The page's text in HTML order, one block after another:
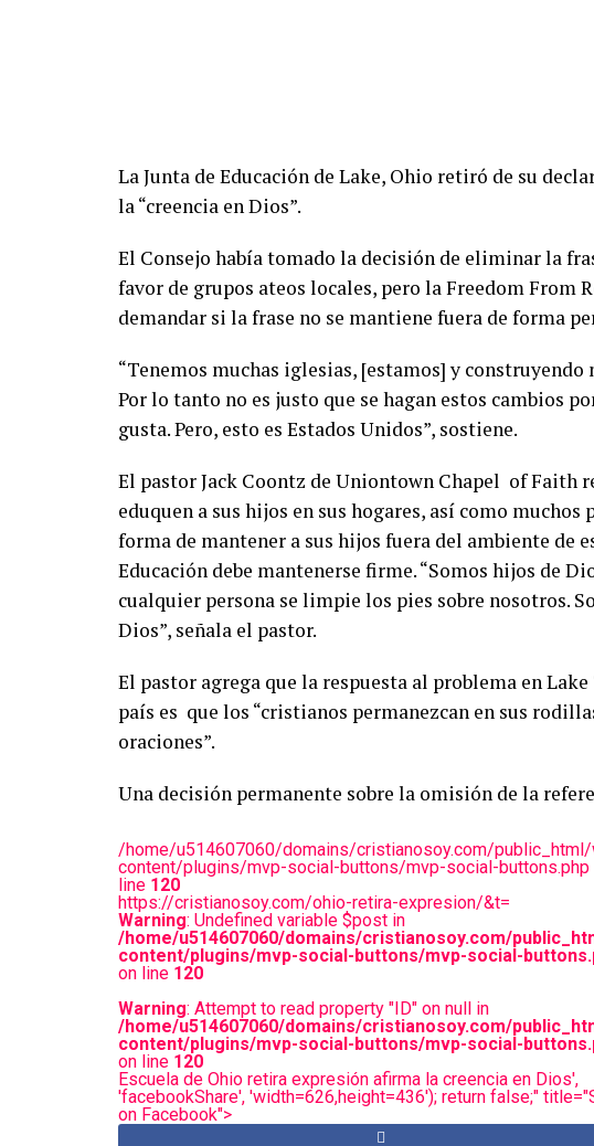
La Junta de Educación de Lake, Ohio retiró de su
la “creencia en Dios”.
El Consejo había tomado la decisión de eliminar la
favor de grupos ateos locales, pero la Freedom From
demandar si la frase no se mantiene fuera de forma
“Tenemos muchas iglesias, [estamos] y
Por lo tanto no es justo que se hagan estos cambios
gusta. Pero, esto es Estados Unidos”, sostiene.
El pastor Jack Coontz de Uniontown Chapel of Faith
eduquen a sus hijos en sus hogares, así como
forma de mantener a sus hijos fuera del ambiente de
Educación debe mantenerse firme. “Somos hijos de
cualquier persona se limpie los pies sobre nosotros.
Dios”, señala el pastor.
El pastor agrega que la respuesta al problema en
país es que los “cristianos permanezcan en sus
oraciones”.
Una decisión permanente sobre la omisión de la
/home/u514607060/domains/cristianosoy.com/
content/plugins/mvp-social-buttons/mvp-social-buttons.php
line 120
https://cristianosoy.com/ohio-retira-expresion/&t=
Warning: Undefined variable $post in
/home/u514607060/domains/cristianosoy.com/
content/plugins/mvp-social-buttons/mvp-social-
on line 120
Warning: Attempt to read property "ID" on null in
/home/u514607060/domains/cristianosoy.com/
content/plugins/mvp-social-buttons/mvp-social-
on line 120
Escuela de Ohio retira expresión afirma la creencia en Dios',
'facebookShare', 'width=626,height=436'); return false;"
on Facebook">